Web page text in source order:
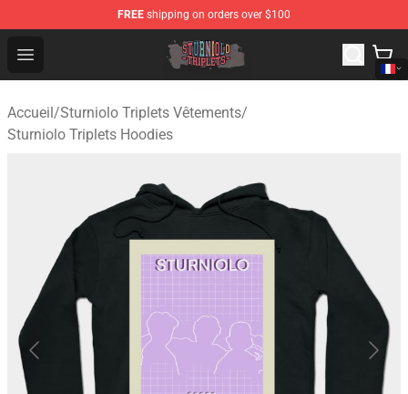
FREE shipping on orders over $100
Open menu
Sturniolo Triplets Shop - Official Sturniolo Triplets
Accueil/Sturniolo Triplets Vêtements/
Sturniolo Triplets Hoodies